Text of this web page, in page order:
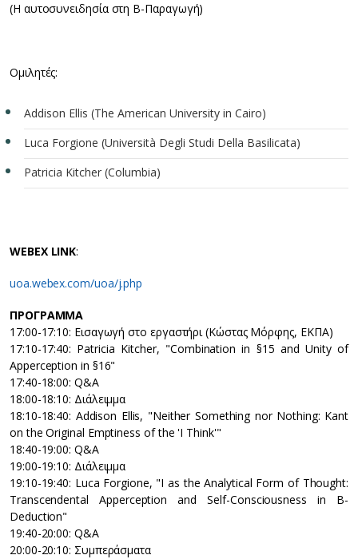
(Η αυτοσυνειδησία στη Β-Παραγωγή)
Ομιλητές:
Addison Ellis (The American University in Cairo)
Luca Forgione (Università Degli Studi Della Basilicata)
Patricia Kitcher (Columbia)
WEBEX LINK:
uoa.webex.com/uoa/j.php
ΠΡΟΓΡΑΜΜΑ
17:00-17:10: Εισαγωγή στο εργαστήρι (Κώστας Μόρφης, ΕΚΠΑ)
17:10-17:40: Patricia Kitcher, "Combination in §15 and Unity of
Apperception in §16"
17:40-18:00: Q&A
18:00-18:10: Διάλειμμα
18:10-18:40: Addison Ellis, "Neither Something nor Nothing: Kant
on the Original Emptiness of the 'I Think'"
18:40-19:00: Q&A
19:00-19:10: Διάλειμμα
19:10-19:40: Luca Forgione, "I as the Analytical Form of Thought:
Transcendental Apperception and Self-Consciousness in B-
Deduction"
19:40-20:00: Q&A
20:00-20:10: Συμπεράσματα